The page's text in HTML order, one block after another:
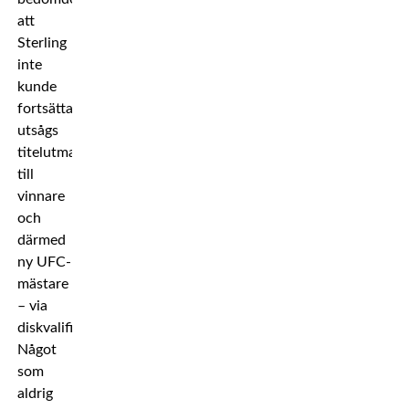
att
Sterling
inte
kunde
fortsätta
utsågs
titelutmanaren
till
vinnare
och
därmed
ny UFC-
mästare
– via
diskvalificering.
Något
som
aldrig